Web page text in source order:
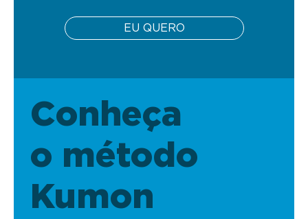
EU QUERO
Conheça
o método
Kumon